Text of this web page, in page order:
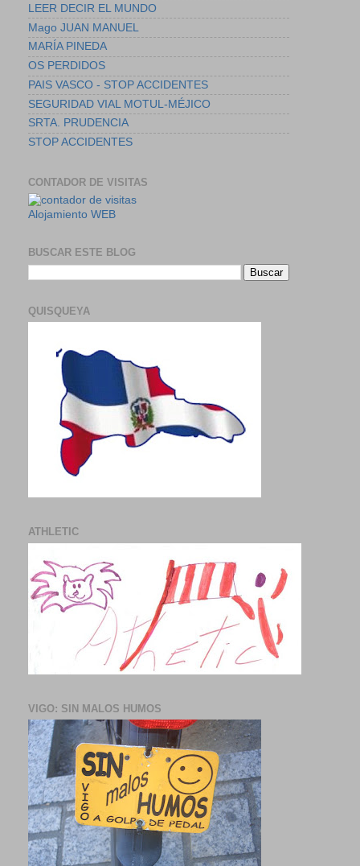
LEER DECIR EL MUNDO
Mago JUAN MANUEL
MARÍA PINEDA
OS PERDIDOS
PAIS VASCO - STOP ACCIDENTES
SEGURIDAD VIAL MOTUL-MÉJICO
SRTA. PRUDENCIA
STOP ACCIDENTES
CONTADOR DE VISITAS
Alojamiento WEB
BUSCAR ESTE BLOG
QUISQUEYA
ATHLETIC
VIGO: SIN MALOS HUMOS